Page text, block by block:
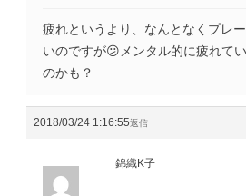
疲れというより、なんとなくプレ
いのですが😕メンタル的に疲れて
のかも？
2018/03/24 1:16:55返信
錦織K子